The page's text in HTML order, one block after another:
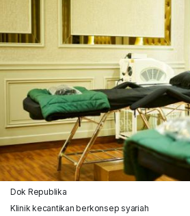
Dok Republika
Klinik kecantikan berkonsep syariah